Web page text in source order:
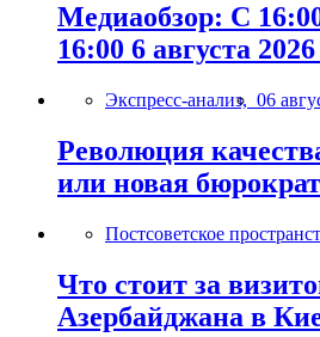
Медиаобзор: С
16:00 6 августа 2026
Экспресс-анализ, 06
Революция
или новая
Постсоветское
Что стоит за
Азербайджана в